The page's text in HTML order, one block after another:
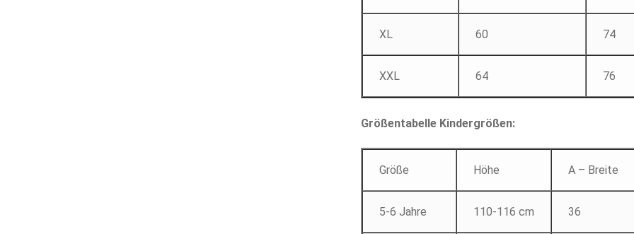
XL 60 74
XXL 64 76
Größentabelle Kindergrößen:
Größe Höhe A – Breite
5-6 Jahre 110-116 cm 36